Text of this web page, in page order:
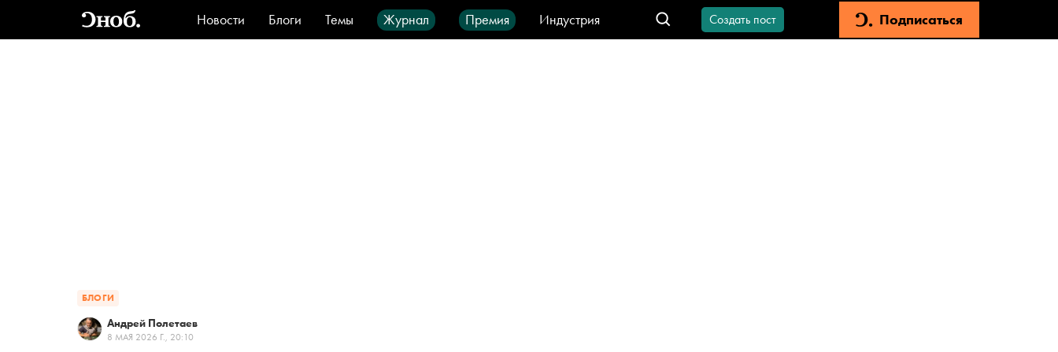
Новости Блоги Темы Журнал Премия
Индустрия
Стиль
Видео Город IT-продукты
Создать пост Подписаться
БЛОГИ
Андрей Полетаев
8 МАЯ 2026 Г., 20:10